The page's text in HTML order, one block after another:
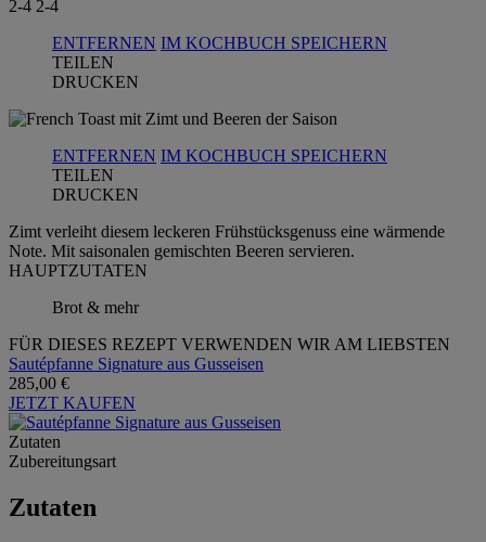
2-4 2-4
ENTFERNEN IM KOCHBUCH SPEICHERN
TEILEN
DRUCKEN
ENTFERNEN IM KOCHBUCH SPEICHERN
TEILEN
DRUCKEN
Zimt verleiht diesem leckeren Frühstücksgenuss eine wärmende
Note. Mit saisonalen gemischten Beeren servieren.
HAUPTZUTATEN
Brot & mehr
FÜR DIESES REZEPT VERWENDEN WIR AM LIEBSTEN
Sautépfanne Signature aus Gusseisen
285,00 €
JETZT KAUFEN
Zutaten
Zubereitungsart
Zutaten